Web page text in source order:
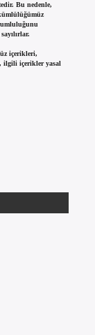
Bu nedenle,
içerikleri,
ilgili içerikler yasal